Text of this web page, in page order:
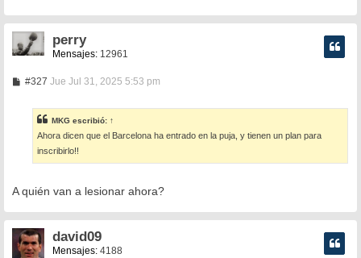
e
perry
Mensajes: 12961
#327M
s
a
j
e
Jue Jul 31, 2025 5:53 pm
MKG escribió: ↑
Ahora dicen que el Barcelona ha entrado en la puja, y tienen un plan para
inscribirlo!!
A quién van a lesionar ahora?
david09
Mensajes: 4188